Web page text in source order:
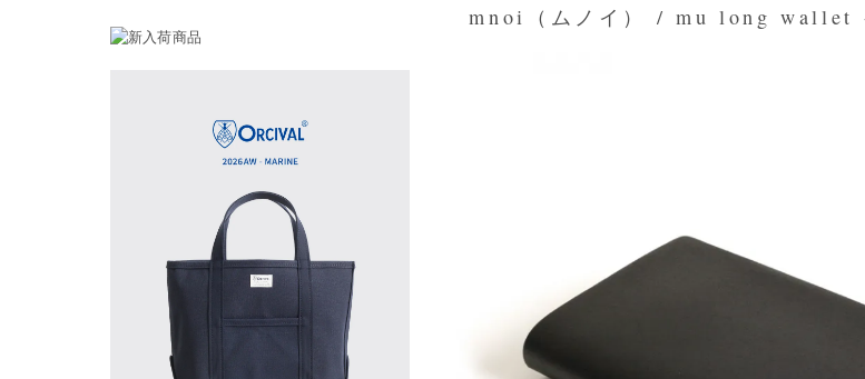
mnoi（ムノイ） / mu long wallet